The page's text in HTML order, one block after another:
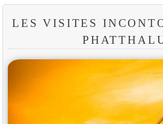
LES VISITES